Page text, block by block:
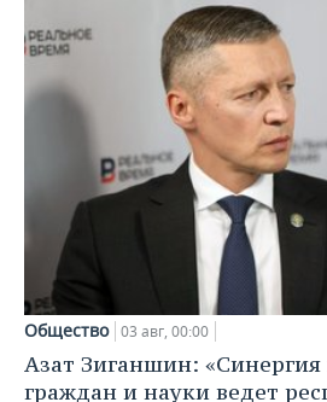
Общество 03 авг, 00:00
Азат Зиганшин: «Синергия
граждан и науки ведет